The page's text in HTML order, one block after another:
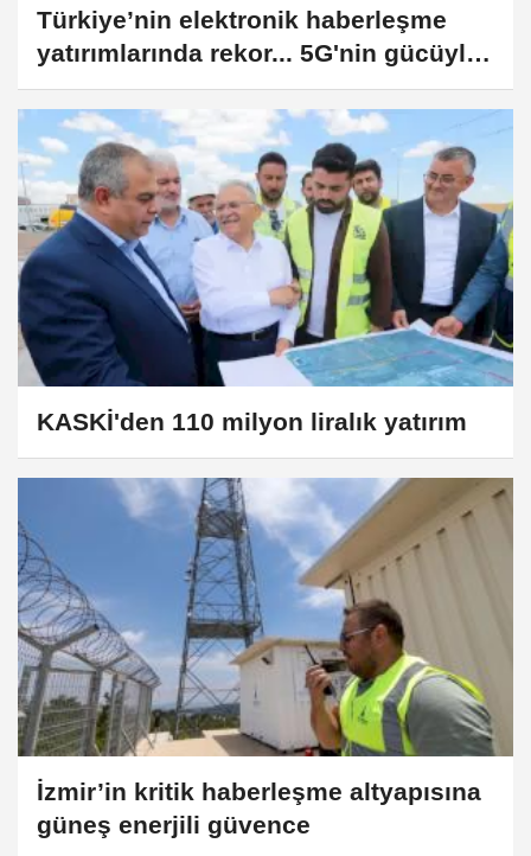
Türkiye’nin elektronik haberleşme
yatırımlarında rekor... 5G'nin gücüyle
rekor yatırım
KASKİ'den 110 milyon liralık yatırım
İzmir’in kritik haberleşme altyapısına
güneş enerjili güvence